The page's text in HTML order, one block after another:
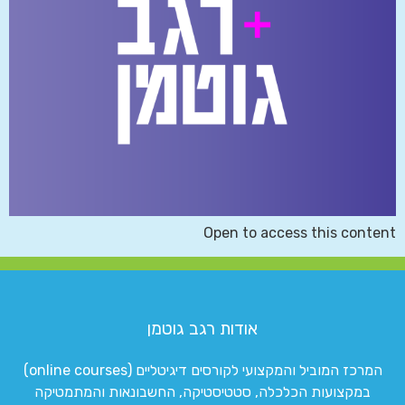
Open to access this content
אודות רגב גוטמן
המרכז המוביל והמקצועי לקורסים דיגיטליים (online courses)
במקצועות הכלכלה, סטטיסטיקה, החשבונאות והמתמטיקה